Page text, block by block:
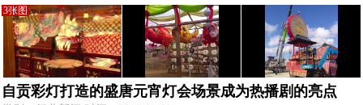
3张图
自贡彩灯打造的盛唐元宵灯会场景成为热播剧的亮点